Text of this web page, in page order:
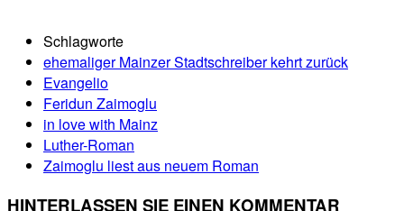
Schlagworte
ehemaliger Mainzer Stadtschreiber kehrt zurück
Evangelio
Feridun Zaimoglu
in love with Mainz
Luther-Roman
Zaimoglu liest aus neuem Roman
HINTERLASSEN SIE EINEN KOMMENTAR